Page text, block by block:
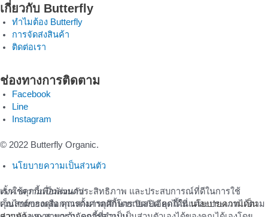
เกี่ยวกับ Butterfly
ทำไมต้อง Butterfly
การจัดส่งสินค้า
ติดต่อเรา
ช่องทางการติดตาม
Facebook
Line
Instagram
© 2022 Butterfly Organic.
นโยบายความเป็นส่วนตัว
เราใช้คุกกี้เพื่อพัฒนาประสิทธิภาพ และประสบการณ์ที่ดีในการใช้
เว็บไซต์ของคุณ คุณสามารถศึกษารายละเอียดได้ที่นโยบายความเป็น
ตั้งค่าความเป็นส่วนตัว
คุณสามารถเลือกการตั้งค่าคุกกี้โดยเปิด/ปิด คุกกี้ในแต่ละประเภทได้ตาม